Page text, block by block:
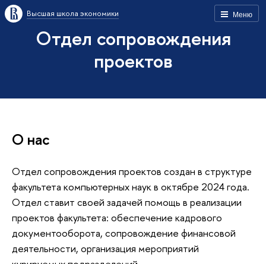
Меню
Высшая школа экономики
Отдел сопровождения
проектов
О нас
Отдел сопровождения проектов создан в структуре
факультета компьютерных наук в октябре 2024 года.
Отдел ставит своей задачей помощь в реализации
проектов факультета: обеспечение кадрового
документооборота, сопровождение финансовой
деятельности, организация мероприятий